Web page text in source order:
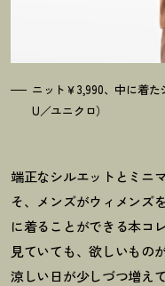
ニット￥3,990、中に着
U／ユニクロ）
端正なシルエットとミニ
そ、メンズがウィメンズ
に着ることができる本コ
見ていても、欲しいもの
涼しい日が少しづつ増え